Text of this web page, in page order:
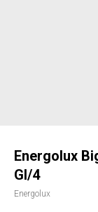
Energolux
GI/4
Energolux